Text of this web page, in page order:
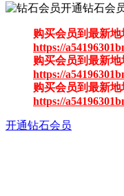
开通钻石会
购买会员到最新地
https://
购买会员到最新地
https://
购买会员到最新地
https://
开通钻石会员